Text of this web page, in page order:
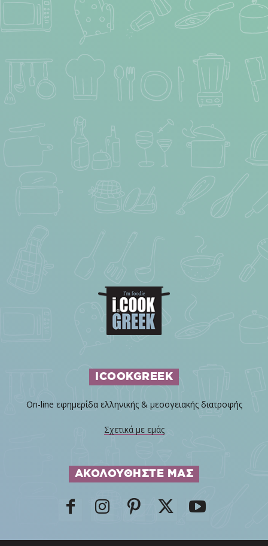
ICOOKGREEK
On-line εφημερίδα ελληνικής & μεσογειακής διατροφής
Σχετικά με εμάς
ΑΚΟΛΟΥΘΗΣΤΕ ΜΑΣ